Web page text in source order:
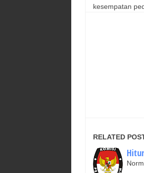
kesempatan
RELATED